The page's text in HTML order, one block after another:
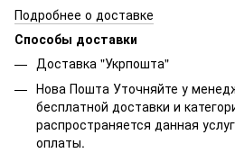
Подробнее о доставке
Способы доставки
Доставка "Укрпошта"
Нова Пошта Уточняйте у
бесплатной доставки и
распространяется данная
оплаты.